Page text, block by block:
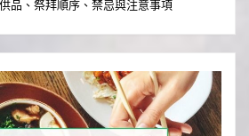
品、祭拜順序、禁忌與注意事項